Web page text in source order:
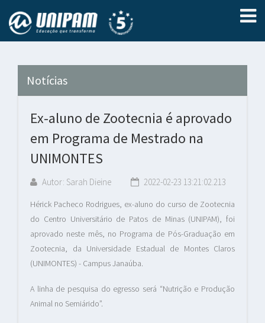
Notícias
Ex-aluno de Zootecnia é aprovado
em Programa de Mestrado na
UNIMONTES
Autor: Sarah Dieine 2022-02-23 13:21:02.213
Hérick Pacheco Rodrigues, ex-aluno do curso de Zootecnia
do Centro Universitário de Patos de Minas (UNIPAM), foi
aprovado neste mês, no Programa de Pós-Graduação em
Zootecnia, da Universidade Estadual de Montes Claros
(UNIMONTES) - Campus Janaúba.
A linha de pesquisa do egresso será “Nutrição e Produção
Animal no Semiárido”.